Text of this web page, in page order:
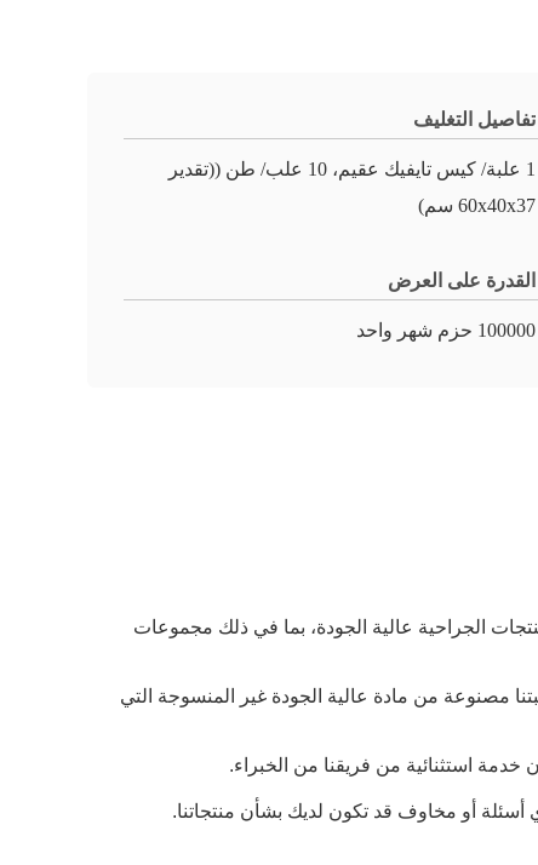
تفاصيل التغليف
1 علبة/ كيس تايفيك عقيم، 10 علب/ طن ((تقدير
60x40x37 سم)
القدرة على العرض
100000 حزم شهر واحد
الجراحية عالية الجودة، بما في ذلك مجموعات
مصنوعة من مادة عالية الجودة غير المنسوجة التي
خدمة استثنائية من فريقنا من الخبراء.
أسئلة أو مخاوف قد تكون لديك بشأن منتجاتنا.